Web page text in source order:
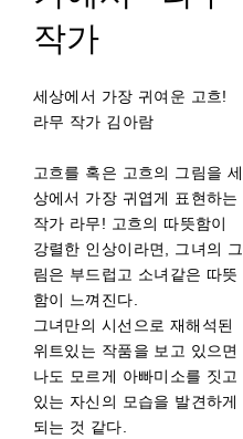
작가
세상에서 가장 귀여운 고흐!
라무 작가 김아람
고흐를 혹은 고흐의 그림을 세
상에서 가장 귀엽게 표현하는
작가 라무! 고흐의 따뜻함이
강렬한 인상이라면, 그녀의 그
림은 부드럽고 소녀같은 따뜻
함이 느껴진다.
그녀만의 시선으로 재해석된
위트있는 작품을 보고 있으면
나도 모르게 아빠미소를 짓고
있는 자신의 모습을 발견하게
되는 것 같다.